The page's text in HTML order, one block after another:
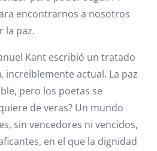
encontrarnos a nosotros
la paz.
Kant escribió un tratado
, increíblemente actual. La paz
pero los poetas se
de veras? Un mundo
sin vencedores ni vencidos,
en el que la dignidad